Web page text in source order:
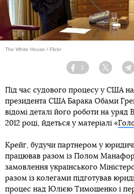
The White House / Flickr
Facebook
1
Twitter
Під час судового процесу у США
президента США Барака Обами
відомі деталі його роботи на уряд
2012 році, йдеться у матеріалі «
Крейг, будучи партнером у
працював разом із Полом
замовлення українського
разом із колегами підготував
процес над Юлією Тимошенко і